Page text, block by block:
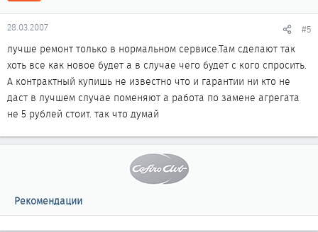
28.03.2007 #5
лучше ремонт только в нормальном сервисе.Там сделают так
хоть все как новое будет а в случае чего будет с кого спросить.
А контрактный купишь не известно что и гарантии ни кто не
даст в лучшем случае поменяют а работа по замене агрегата
не 5 рублей стоит. так что думай
Рекомендации